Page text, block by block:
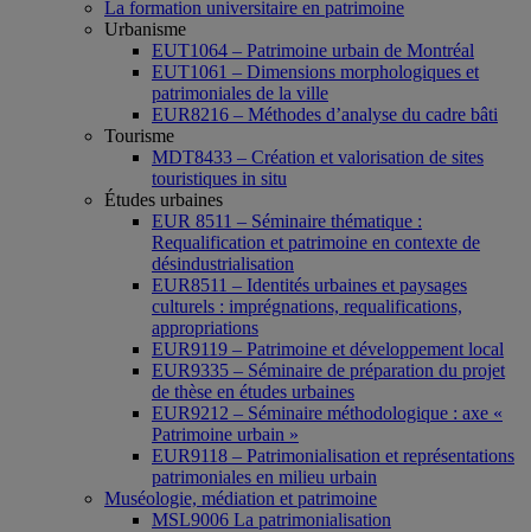
La formation universitaire en patrimoine
Urbanisme
EUT1064 – Patrimoine urbain de Montréal
EUT1061 – Dimensions morphologiques et
patrimoniales de la ville
EUR8216 – Méthodes d’analyse du cadre bâti
Tourisme
MDT8433 – Création et valorisation de sites
touristiques in situ
Études urbaines
EUR 8511 – Séminaire thématique :
Requalification et patrimoine en contexte de
désindustrialisation
EUR8511 – Identités urbaines et paysages
culturels : imprégnations, requalifications,
appropriations
EUR9119 – Patrimoine et développement local
EUR9335 – Séminaire de préparation du projet
de thèse en études urbaines
EUR9212 – Séminaire méthodologique : axe «
Patrimoine urbain »
EUR9118 – Patrimonialisation et représentations
patrimoniales en milieu urbain
Muséologie, médiation et patrimoine
MSL9006 La patrimonialisation